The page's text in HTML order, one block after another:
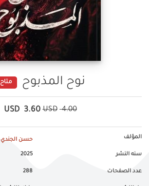
نوح المذبوح متاح
4.00
USD
3.60
USD
المؤلف حسن الجندي
سنه النشر 2025
عدد الصفحات 288